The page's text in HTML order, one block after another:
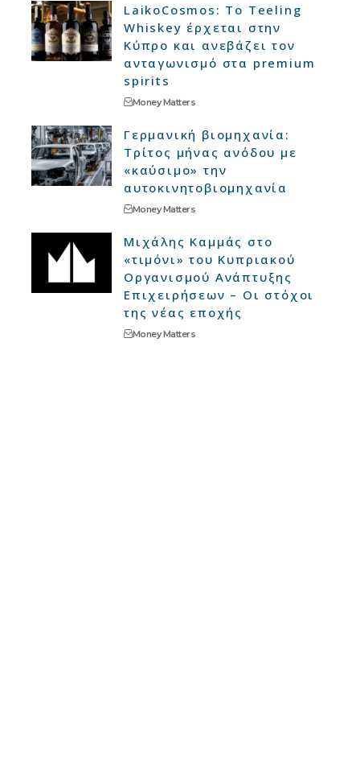
LaikoCosmos: Το Teeling
Whiskey έρχεται στην
Κύπρο και ανεβάζει τον
ανταγωνισμό στα premium
spirits
Money Matters
Γερμανική βιομηχανία:
Τρίτος μήνας ανόδου με
«καύσιμο» την
αυτοκινητοβιομηχανία
Money Matters
Μιχάλης Καμμάς στο
«τιμόνι» του Κυπριακού
Οργανισμού Ανάπτυξης
Επιχειρήσεων – Οι στόχοι
της νέας εποχής
Money Matters